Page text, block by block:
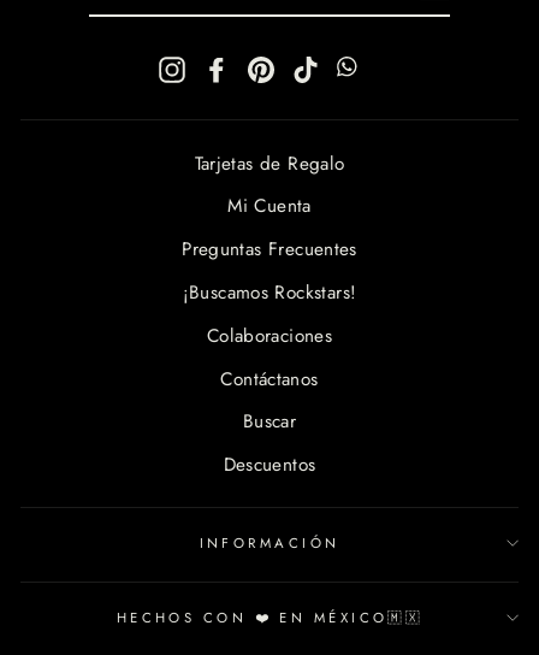
InstagramFacebookPinterestTikTok
Tarjetas de Regalo
Mi Cuenta
Preguntas Frecuentes
¡Buscamos Rockstars!
Colaboraciones
Contáctanos
Buscar
Descuentos
INFORMACIÓN
HECHOS CON ❤️ EN MÉXICO🇲🇽